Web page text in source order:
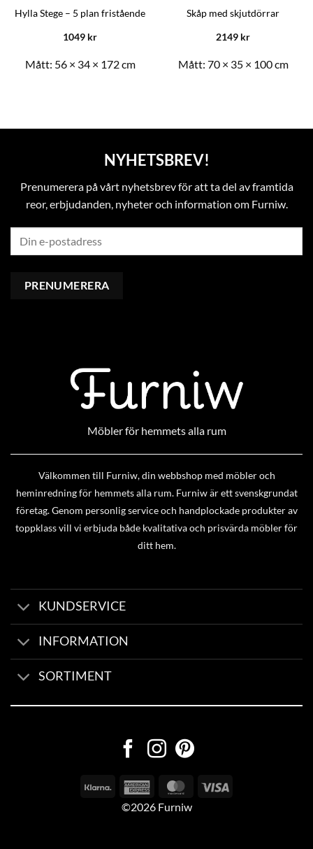
Hylla Stege – 5 plan fristående
1049 kr
Mått: 56 × 34 × 172 cm
Skåp med skjutdörrar
2149 kr
Mått: 70 × 35 × 100 cm
NYHETSBREV!
Prenumerera på vårt nyhetsbrev för att ta del av framtida
reor, erbjudanden, nyheter och information om Furniw.
Möbler för hemmets alla rum
Välkommen till Furniw, din webbshop med möbler och
heminredning för hemmets alla rum. Furniw är ett svenskgrundat
företag. Genom personlig service och handplockade produkter av
toppklass vill vi erbjuda både kvalitativa och prisvärda möbler för
ditt hem.
KUNDSERVICE
INFORMATION
SORTIMENT
©2026 Furniw